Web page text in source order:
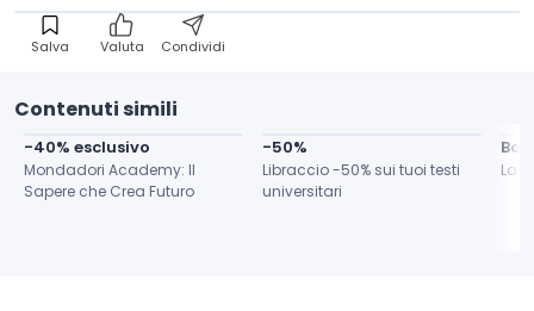
Salva Valuta Condividi
Contenuti simili
-40% esclusivo
Mondadori Academy: Il
Sapere che Crea Futuro
-50%
Libraccio -50% sui tuoi testi
universitari
La